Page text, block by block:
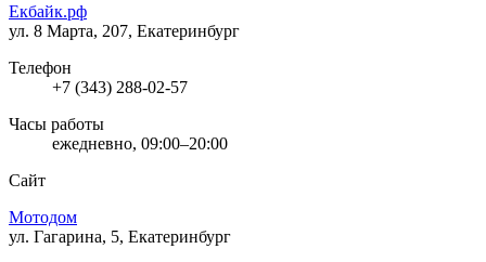
Екбайк.рф
ул. 8 Марта, 207, Екатеринбург
Телефон
+7 (343) 288-02-57
Часы работы
ежедневно, 09:00–20:00
Сайт
Мотодом
ул. Гагарина, 5, Екатеринбург